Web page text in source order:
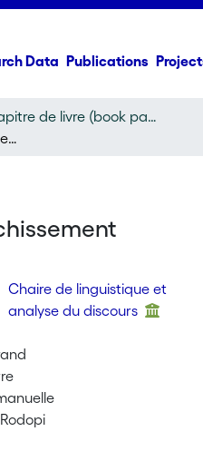
Data Publications
Chapitre de livre (book part)
Imparfait et enrichissement pragmatique
Chaire de linguistique et
analyse du discours